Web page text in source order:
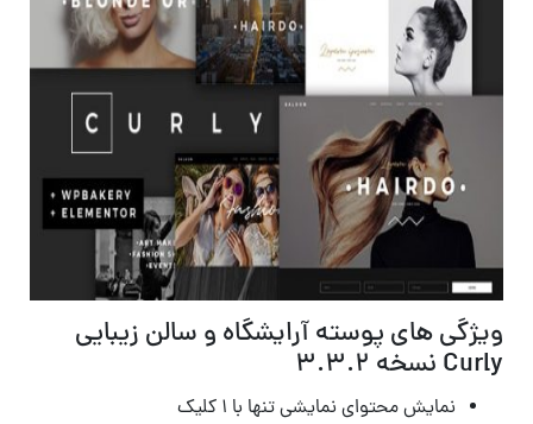
ویژگی های پوسته آرایشگاه و سالن زیبایی
Curly نسخه 3.3.2
نمایش محتوای نمایشی تنها با ۱ کلیک